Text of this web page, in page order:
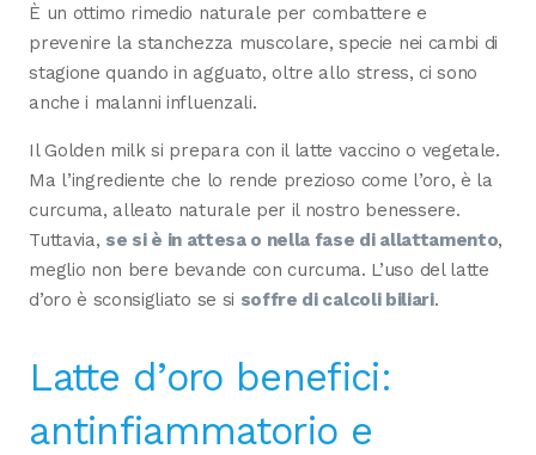
È un ottimo rimedio naturale per combattere e
prevenire la stanchezza muscolare, specie nei cambi di
stagione quando in agguato, oltre allo stress, ci sono
anche i malanni influenzali.
Il Golden milk si prepara con il latte vaccino o vegetale.
Ma l’ingrediente che lo rende prezioso come l’oro, è la
curcuma, alleato naturale per il nostro benessere.
Tuttavia, se si è in attesa o nella fase di allattamento,
meglio non bere bevande con curcuma. L’uso del latte
d’oro è sconsigliato se si soffre di calcoli biliari.
Latte d’oro benefici:
antinfiammatorio e